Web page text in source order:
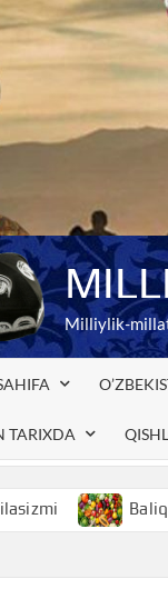
Milliylik-
TARIXDA
Baliq uni